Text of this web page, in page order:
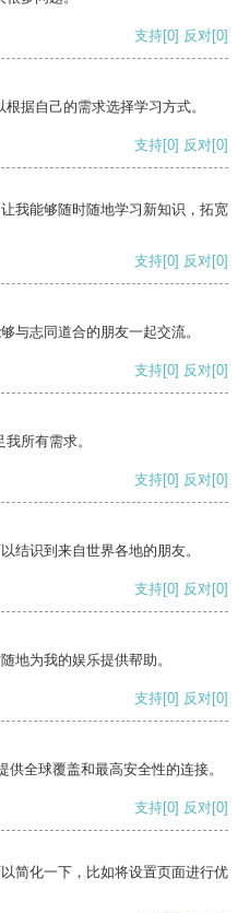
支持[0] 反对[0]
据自己的需求选择学习方式。
支持[0] 反对[0]
我能够随时随地学习新知识，拓宽
支持[0] 反对[0]
与志同道合的朋友一起交流。
支持[0] 反对[0]
所有需求。
支持[0] 反对[0]
结识到来自世界各地的朋友。
支持[0] 反对[0]
地为我的娱乐提供帮助。
支持[0] 反对[0]
全球覆盖和最高安全性的连接。
支持[0] 反对[0]
简化一下，比如将设置页面进行优